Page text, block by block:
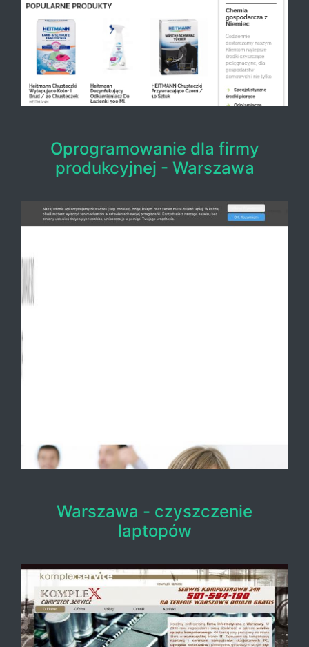
Oprogramowanie dla firmy
produkcyjnej - Warszawa
Warszawa - czyszczenie
laptopów